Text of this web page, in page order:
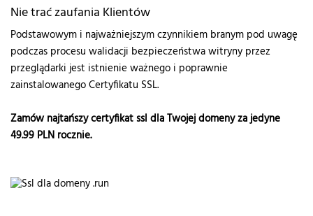
Nie trać zaufania Klientów
Podstawowym i najważniejszym czynnikiem branym pod uwagę
podczas procesu walidacji bezpieczeństwa witryny przez
przeglądarki jest istnienie ważnego i poprawnie
zainstalowanego Certyfikatu SSL.
Zamów najtańszy certyfikat ssl dla Twojej domeny za jedyne
49.99 PLN rocznie.